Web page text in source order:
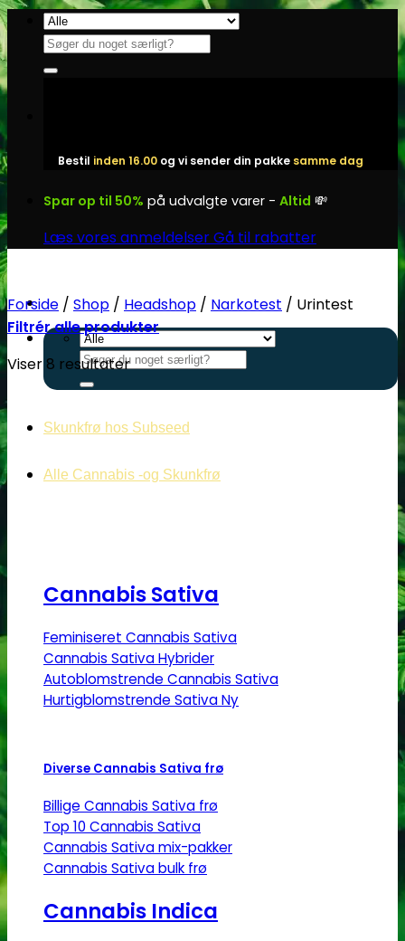
Fortsæt
indhold
Søg
efter:
Bestil inden 16.00 og vi sender din pakke samme dag
Spar op til 50% på udvalgte varer - Altid 💸
Læs vores anmeldelserGå til rabatter
Søg
efter:
Skunkfrø hos Subseed
Alle Cannabis -og Skunkfrø
Cannabis Sativa
Feminiseret Cannabis Sativa
Cannabis Sativa Hybrider
Autoblomstrende Cannabis Sativa
Hurtigblomstrende Sativa
Diverse Cannabis Sativa frø
Billige Cannabis Sativa frø
Top 10 Cannabis Sativa
Cannabis Sativa mix-pakker
Cannabis Sativa bulk frø
Cannabis Indica
Forside / Shop / Headshop / Narkotest / Urintest
Filtrér alle produkter
Viser 8 resultater